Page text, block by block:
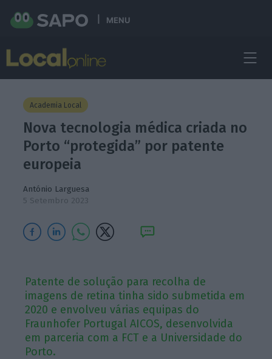
MENU
Academia Local
Nova tecnologia médica criada no
Porto “protegida” por patente
europeia
António Larguesa
5 Setembro 2023
Patente de solução para recolha de
imagens de retina tinha sido submetida em
2020 e envolveu várias equipas do
Fraunhofer Portugal AICOS, desenvolvida
em parceria com a FCT e a Universidade do
Porto.